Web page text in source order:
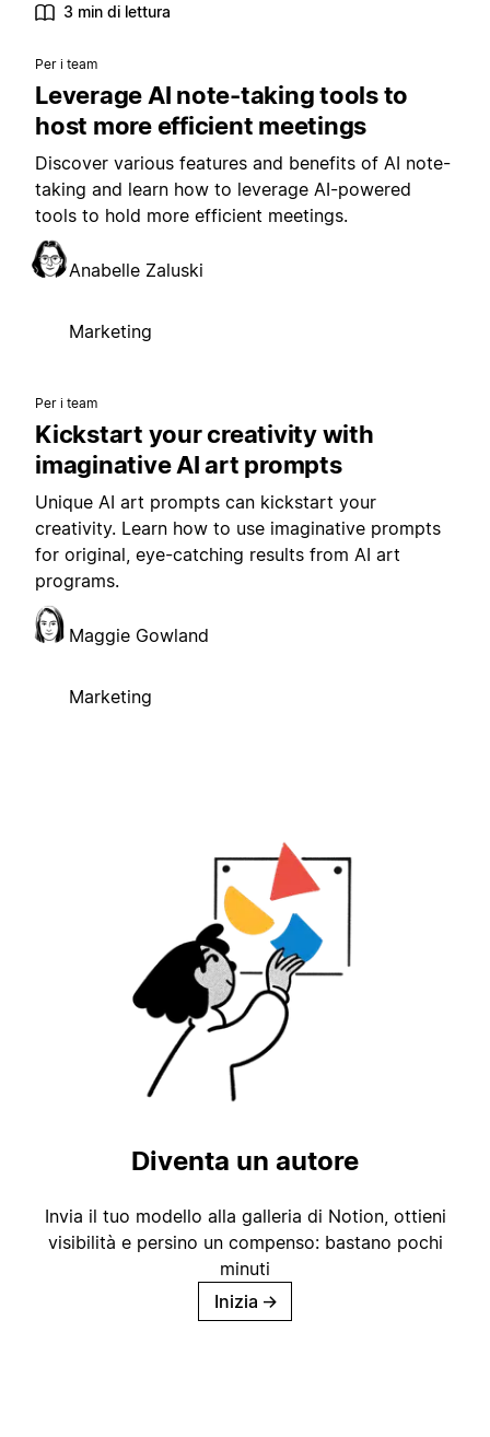
3 min di lettura
Per i team
Leverage AI note-taking tools to
host more efficient meetings
Discover various features and benefits of AI note-
taking and learn how to leverage AI-powered
tools to hold more efficient meetings.
Anabelle Zaluski
Marketing
Per i team
Kickstart your creativity with
imaginative AI art prompts
Unique AI art prompts can kickstart your
creativity. Learn how to use imaginative prompts
for original, eye-catching results from AI art
programs.
Maggie Gowland
Marketing
Diventa un autore
Invia il tuo modello alla galleria di Notion, ottieni
visibilità e persino un compenso: bastano pochi
minuti
Inizia →